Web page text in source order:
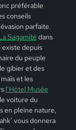
préférable
conseils
parfaite.
Sagamité dans
depuis
du peuple
gibier et des
et les
l’Hôtel Musée
voiture du
en pleine nature,
vous donnera